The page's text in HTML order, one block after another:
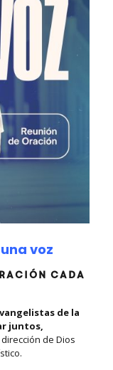
voz
cada
de la
juntos,
de Dios